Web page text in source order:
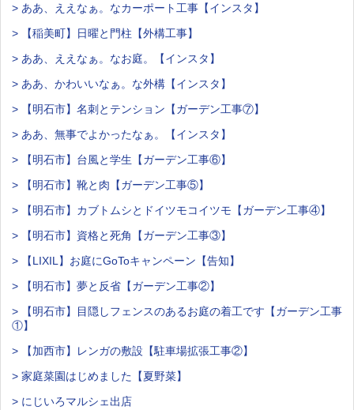
> ああ、ええなぁ。なカーポート工事【インスタ】
> 【稲美町】日曜と門柱【外構工事】
> ああ、ええなぁ。なお庭。【インスタ】
> ああ、かわいいなぁ。な外構【インスタ】
> 【明石市】名刺とテンション【ガーデン工事⑦】
> ああ、無事でよかったなぁ。【インスタ】
> 【明石市】台風と学生【ガーデン工事⑥】
> 【明石市】靴と肉【ガーデン工事⑤】
> 【明石市】カブトムシとドイツモコイツモ【ガーデン工事④】
> 【明石市】資格と死角【ガーデン工事③】
> 【LIXIL】お庭にGoToキャンペーン【告知】
> 【明石市】夢と反省【ガーデン工事②】
> 【明石市】目隠しフェンスのあるお庭の着工です【ガーデン工事
①】
> 【加西市】レンガの敷設【駐車場拡張工事②】
> 家庭菜園はじめました【夏野菜】
> にじいろマルシェ出店